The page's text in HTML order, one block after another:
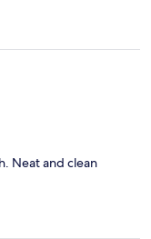
Neat and clean